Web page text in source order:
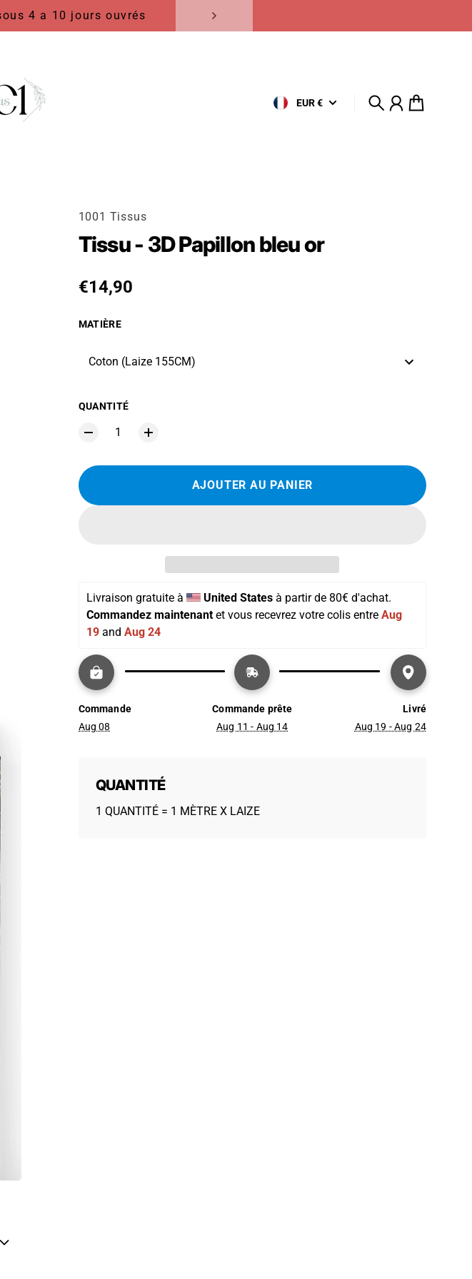
4 a 10 jours ouvrés
EUR €
Recherche
Compte
Panier
1001 Tissus
Tissu - 3D Papillon bleu or
Prix habituel
€14,90
MATIÈRE
Coton (Laize 155CM)
QUANTITÉ
AJOUTER AU PANIER
Livraison gratuite à United States à partir de 80€ d'achat.
Commandez maintenant et vous recevrez votre colis entre Aug
19 and Aug 24
Commande
Aug 08
Commande prête
Aug 11 - Aug 14
Livré
Aug 19 - Aug 24
QUANTITÉ
1 QUANTITÉ = 1 MÈTRE X LAIZE